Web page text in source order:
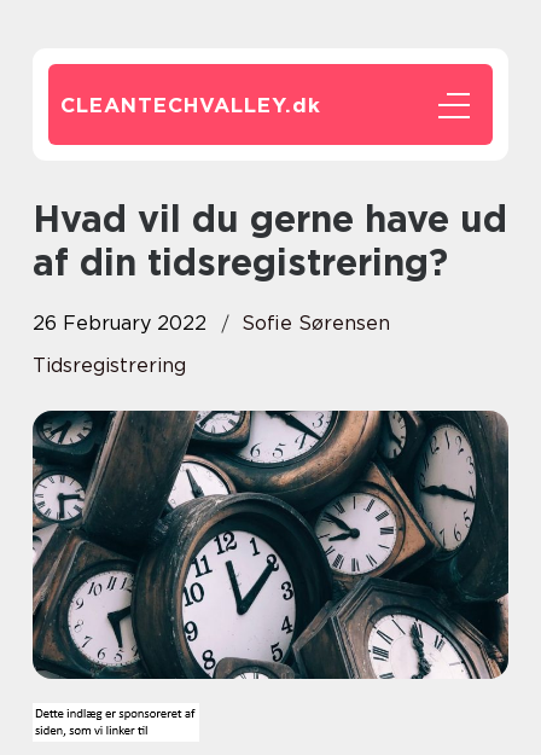
CLEANTECHVALLEY.dk
Hvad vil du gerne have ud
af din tidsregistrering?
26 February 2022
Sofie Sørensen
Tidsregistrering